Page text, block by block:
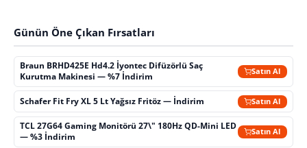
Günün Öne Çıkan Fırsatları
Braun BRHD425E Hd4.2 İyontec Difüzörlü Saç
Kurutma Makinesi — %7 İndirim
Satın Al
Schafer Fit Fry XL 5 Lt Yağsız Fritöz — İndirim Satın Al
TCL 27G64 Gaming Monitörü 27\" 180Hz QD-Mini LED
— %3 İndirim
Satın Al